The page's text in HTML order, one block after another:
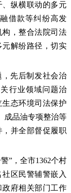
纵横联动的多元
借款等纠纷高发
，整合法院司法
解纷路径，切实
先后制发社会治
行业领域问题治
态环境司法保护
成品油专项整治等
并全部督促履职
”，全市1362个村
社区民警辅警嵌入
政府相关部门工作